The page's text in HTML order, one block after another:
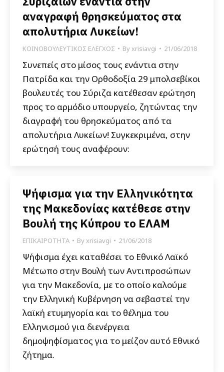
αναγραφή θρησκεύματος στα
απολυτήρια Λυκείων!
ΚΟΙΝΟΒΟΥΛΕΥΤΙΚΟΣ ΕΛΕΓΧΟΣ Byxrisiavgi 21/06/2018
Συνεπείς στο μίσος τους ενάντια στην
Πατρίδα και την Ορθοδοξία 29 μπολσεβίκοι
βουλευτές του Σύριζα κατέθεσαν ερώτηση
προς το αρμόδιο υπουργείο, ζητώντας την
διαγραφή του θρησκεύματος από τα
απολυτήρια Λυκείων! Συγκεκριμένα, στην
ερώτησή τους αναφέρουν:
Ψήφισμα για την Ελληνικότητα
της Μακεδονίας κατέθεσε στην
Βουλή της Κύπρου το ΕΛΑΜ
ΕΠΙΚΑΙΡΟΤΗΤΑ Byxrisiavgi 21/06/2018
Ψήφισμα έχει καταθέσει το Εθνικό Λαϊκό
Μέτωπο στην Βουλή των Αντιπροσώπων
για την Μακεδονία, με το οποίο καλούμε
την Ελληνική Κυβέρνηση να σεβαστεί την
λαϊκή ετυμηγορία και το θέλημα του
Ελληνισμού για διενέργεια
δημοψηφίσματος για το μείζον αυτό Εθνικό
ζήτημα.